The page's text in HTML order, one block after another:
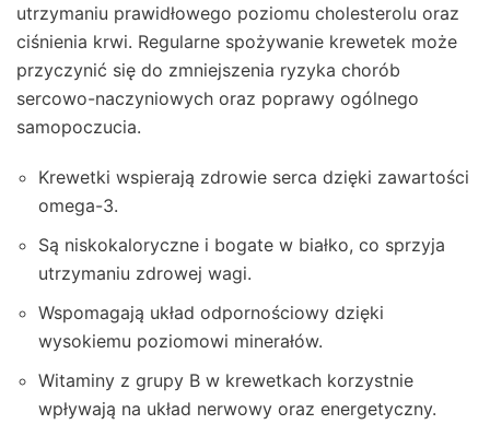
utrzymaniu prawidłowego poziomu cholesterolu oraz
ciśnienia krwi. Regularne spożywanie krewetek może
przyczynić się do zmniejszenia ryzyka chorób
sercowo-naczyniowych oraz poprawy ogólnego
samopoczucia.
Krewetki wspierają zdrowie serca dzięki zawartości
omega-3.
Są niskokaloryczne i bogate w białko, co sprzyja
utrzymaniu zdrowej wagi.
Wspomagają układ odpornościowy dzięki
wysokiemu poziomowi minerałów.
Witaminy z grupy B w krewetkach korzystnie
wpływają na układ nerwowy oraz energetyczny.